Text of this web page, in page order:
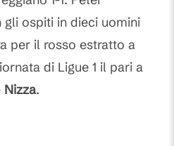
ospiti in dieci uomini
per il rosso estratto a
di Ligue 1 il pari a
Nizza.